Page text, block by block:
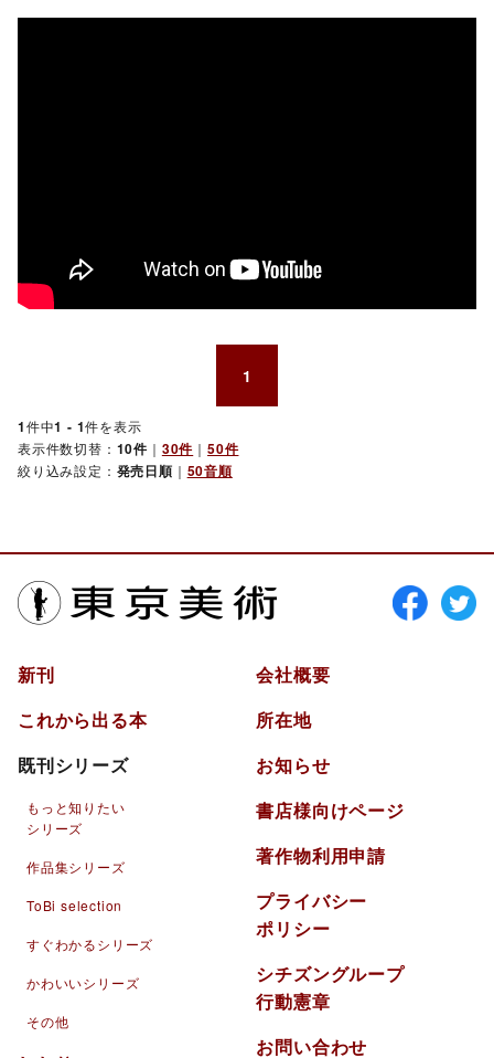
1
1件中1 - 1件を表示
表示件数切替： 10件 ｜ 30件 ｜50件
絞り込み設定： 発売日順 ｜ 50音順
新刊
これから出る本
既刊シリーズ
もっと知りたい
シリーズ
作品集シリーズ
ToBi selection
すぐわかるシリーズ
かわいいシリーズ
その他
会社概要
所在地
お知らせ
書店様向けページ
著作物利用申請
プライバシー
ポリシー
シチズングループ
行動憲章
お問い合わせ